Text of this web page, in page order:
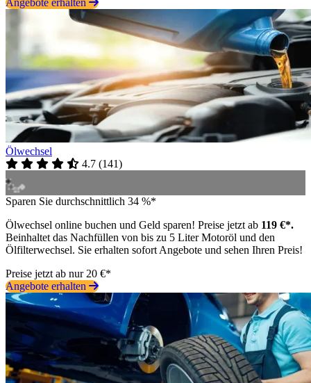
Ölwechsel
4.7 (141)
Sparen Sie durchschnittlich 34 %*
Ölwechsel online buchen und Geld sparen! Preise jetzt ab 119 €*.
Beinhaltet das Nachfüllen von bis zu 5 Liter Motoröl und den
Ölfilterwechsel. Sie erhalten sofort Angebote und sehen Ihren Preis!
Preise jetzt ab nur 20 €*
Angebote erhalten